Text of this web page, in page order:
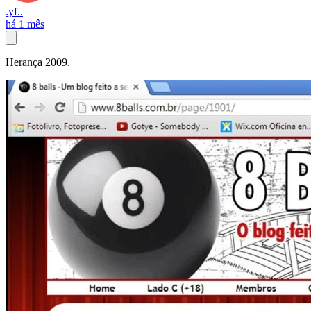
.yf..
há 1 mês
Herança 2009.